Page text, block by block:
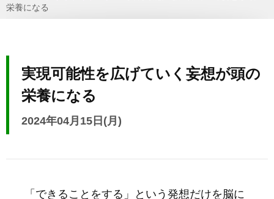
栄養になる
実現可能性を広げていく妄想が頭の
栄養になる
2024年04月15日(月)
「できることをする」という発想だけを脳に